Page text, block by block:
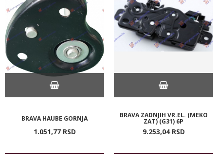
BRAVA HAUBE GORNJA
1.051,77 RSD
BRAVA ZADNJIH VR.EL. (MEKO
ZAT) (G31) 6P
9.253,04 RSD